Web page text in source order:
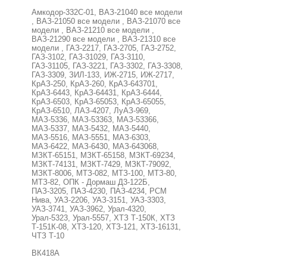
Амкодор-332С-01, ВАЗ-21040 все модели
, ВАЗ-21050 все модели , ВАЗ-21070 все
модели , ВАЗ-21210 все модели ,
ВАЗ-21290 все модели , ВАЗ-21310 все
модели , ГАЗ-2217, ГАЗ-2705, ГАЗ-2752,
ГАЗ-3102, ГАЗ-31029, ГАЗ-3110,
ГАЗ-31105, ГАЗ-3221, ГАЗ-3302, ГАЗ-3308,
ГАЗ-3309, ЗИЛ-133, ИЖ-2715, ИЖ-2717,
КрАЗ-250, КрАЗ-260, КрАЗ-643701,
КрАЗ-6443, КрАЗ-64431, КрАЗ-6444,
КрАЗ-6503, КрАЗ-65053, КрАЗ-65055,
КрАЗ-6510, ЛАЗ-4207, ЛуАЗ-969,
МАЗ-5336, МАЗ-53363, МАЗ-53366,
МАЗ-5337, МАЗ-5432, МАЗ-5440,
МАЗ-5516, МАЗ-5551, МАЗ-6303,
МАЗ-6422, МАЗ-6430, МАЗ-643068,
МЗКТ-65151, МЗКТ-65158, МЗКТ-69234,
МЗКТ-74131, МЗКТ-7429, МЗКТ-79092,
МЗКТ-8006, МТЗ-082, МТЗ-100, МТЗ-80,
МТЗ-82, ОПК - Дормаш Д3-122Б,
ПАЗ-3205, ПАЗ-4230, ПАЗ-4234, РСМ
Нива, УАЗ-2206, УАЗ-3151, УАЗ-3303,
УАЗ-3741, УАЗ-3962, Урал-4320,
Урал-5323, Урал-5557, ХТЗ Т-150К, ХТЗ
Т-151К-08, ХТЗ-120, ХТЗ-121, ХТЗ-16131,
ЧТЗ Т-10
ВК418А